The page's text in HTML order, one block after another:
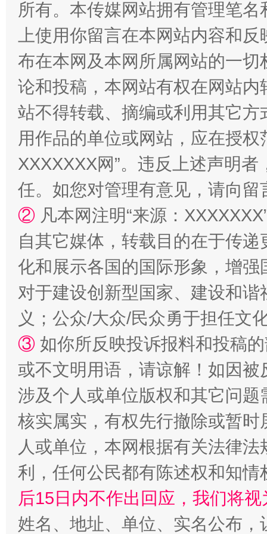
扯下公款旅游的“隐身衣” 如何以
“蜀中异人”王建安的艺术幻境
完善运行机制助力责任有效落实 一纸欠
所有。本传媒网站拥有管理笔
上使用你留言在本网站内容和
布在本网及本网所属网站的一
论和投稿，本网站有权在网站
站不得转载、摘编或利用其它
用作品的单位或网站，应在授
XXXXXXX网”。违反上述声明
任。如您对管理有意见，请向
② 凡本网注明“来源：
自其它媒体，转载目的在于传
化和展示各国的国际形象，增
对于建设创新型国家、建设和
义；公众/大众/民众勇于担任文
③ 如你所反映投诉报料和投稿
或不文明用语，请谅解！如因
涉及个人或单位版权和其它问题
核实属实，有权先行撤除或暂
人或单位，本网根据有关法律
利，任何公民都有陈述权和知情
后15日内不作出回应，我们将
姓名、地址、单位、实名公布